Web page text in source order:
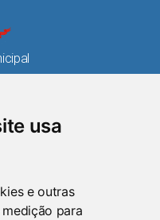
usa
e outras
para
95520.000 - Osório/RS